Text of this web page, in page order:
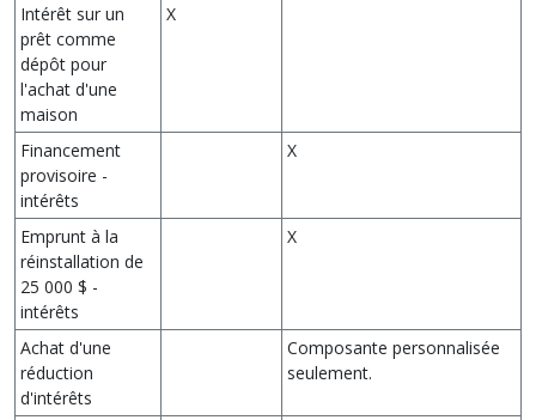
Intérêt sur un
prêt comme
dépôt pour
l'achat d'une
maison
X
Financement
provisoire -
intérêts
X
Emprunt à la
réinstallation de
25 000 $ -
intérêts
X
Achat d'une
réduction
d'intérêts
Composante personnalisée
seulement.